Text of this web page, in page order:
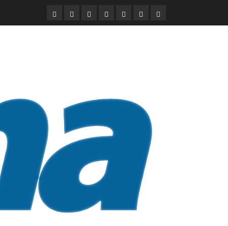
DURANGO
NACIONAL
INTERNACIONAL
DEPORTES
ENTRETENIMIENTO
CIENCIA
Y
OPINION